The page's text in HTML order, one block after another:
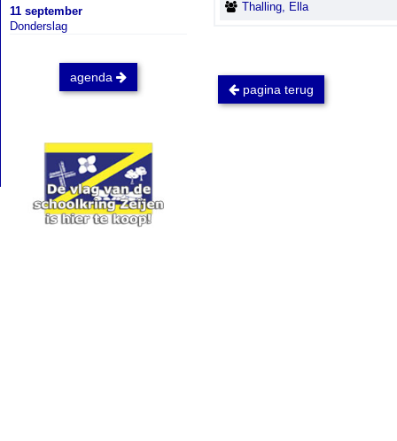
11 september
Donderslag
agenda
Thalling, Ella
pagina terug